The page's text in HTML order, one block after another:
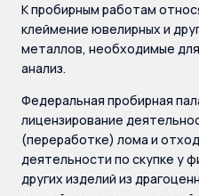
К пробирным работам
клеймение ювелирных и
металлов, необходимые
анализ.
Федеральная пробирная
лицензирование
(переработке) лома и
деятельности по скупке у
других изделий из